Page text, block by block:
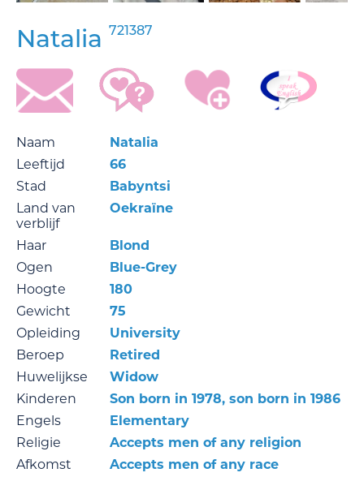
Natalia 721387
Naam
Natalia
Leeftijd
66
Stad
Babyntsi
Land van
verblijf
Oekraïne
Haar
Blond
Ogen
Blue-Grey
Hoogte
180
Gewicht
75
Opleiding
University
Beroep
Retired
Huwelijkse
Widow
Kinderen
Son born in 1978, son born in 1986
Engels
Elementary
Religie
Accepts men of any religion
Afkomst
Accepts men of any race